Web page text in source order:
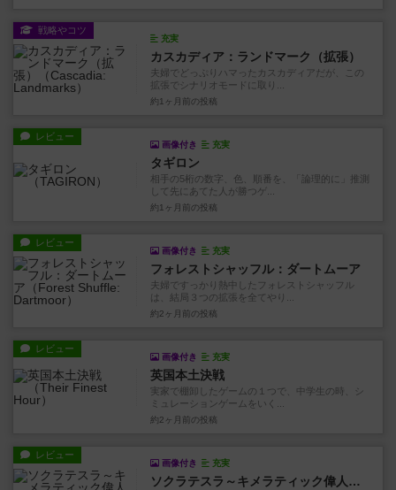
戦略やコツ
充実
カスカディア：ランドマーク（拡張）
夫婦でどっぷりハマったカスカディアだが、この
拡張でシナリオモードに取り...
約1ヶ月前 の投稿
レビュー
画像付き 充実
タギロン
相手の5桁の数字、色、順番を、「論理的に」推測
して先にあてた人が勝つゲ...
約1ヶ月前 の投稿
レビュー
画像付き 充実
フォレストシャッフル：ダートムーア
夫婦ですっかり熱中したフォレストシャッフル
は、結局３つの拡張を全てやり...
約2ヶ月前 の投稿
レビュー
画像付き 充実
英国本土決戦
実家で棚卸したゲームの１つで、中学生の時、シ
ミュレーションゲームをいく...
約2ヶ月前 の投稿
レビュー
画像付き 充実
ソクラテスラ～キメラティック偉人バトル～